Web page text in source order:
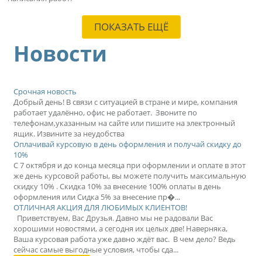
ПОКАЗАТЬ ЕЩЁ
Новости
Срочная новость
Добрый день! В связи с ситуацией в стране и мире, компания
работает удалённо, офис не работает. Звоните по
телефонам,указанным на сайте или пишите на электронный
ящик. Извините за неудобства
Оплачивай курсовую в день оформления и получай скидку до
10%
С 7 октября и до конца месяца при оформлении и оплате в этот
же день курсовой работы, вы можете получить максимальную
скидку 10% . Скидка 10% за внесение 100% оплаты в день
оформления или Сидка 5% за внесение пр�...
ОТЛИЧНАЯ АКЦИЯ ДЛЯ ЛЮБИМЫХ КЛИЕНТОВ!
Приветствуем, Вас Друзья. Давно мы не радовали Вас
хорошими новостями, а сегодня их целых две! Наверняка,
Ваша курсовая работа уже давно ждёт вас. В чем дело? Ведь
сейчас самые выгодные условия, чтобы сда...